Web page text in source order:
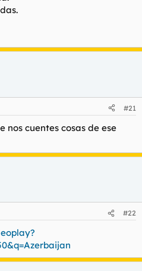
#21
nos cuentes cosas de ese
#22